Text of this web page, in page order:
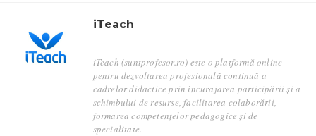
iTeach
iTeach (suntprofesor.ro) este o platformă online
pentru dezvoltarea profesională continuă a
cadrelor didactice prin încurajarea participării și a
schimbului de resurse, facilitarea colaborării,
formarea competențelor pedagogice și de
specialitate.